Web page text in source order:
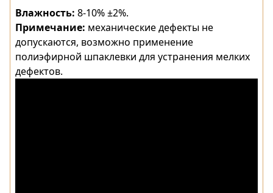
Влажность: 8-10% ±2%.
Примечание: механические дефекты не
допускаются, возможно применение
полиэфирной шпаклевки для устранения мелких
дефектов.